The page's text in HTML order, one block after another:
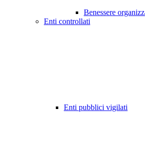
Benessere
Enti controllati
Enti pubblici vigilati